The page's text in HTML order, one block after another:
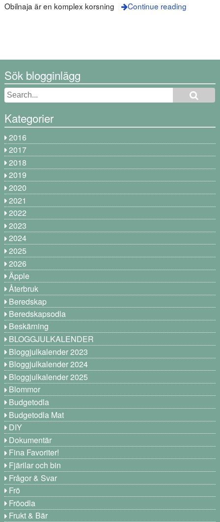
Obilnaja är en komplex korsning
Continue reading
Sök blogginlägg
Kategorier
2016
2017
2018
2019
2020
2021
2022
2023
2024
2025
2026
Äpple
Återbruk
Beredskap
Beredskapsodla
Beskärning
BLOGGJULKALENDER
Bloggjulkalender 2023
Bloggjulkalender 2024
Bloggjulkalender 2025
Blommor
Budgetodla
Budgetodla Mat
DIY
Dokumentär
Fina Favoriter!
Fjärilar och bin
Frågor & Svar
Frö
Fröodla
Frukt & Bär